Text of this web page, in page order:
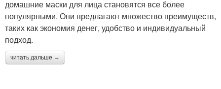
домашние маски для лица становятся все более
популярными. Они предлагают множество преимуществ,
таких как экономия денег, удобство и индивидуальный
подход.
читать дальше →